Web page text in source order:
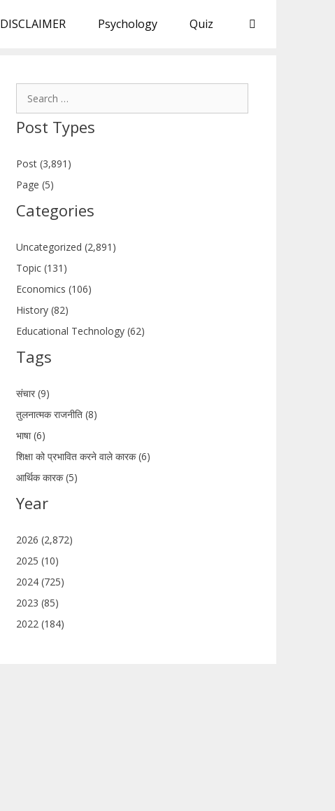
DISCLAIMER Psychology Quiz
Post Types
Post (3,891)
Page (5)
Categories
Uncategorized (2,891)
Topic (131)
Economics (106)
History (82)
Educational Technology (62)
Tags
संचार (9)
तुलनात्मक राजनीति (8)
भाषा (6)
शिक्षा को प्रभावित करने वाले कारक (6)
आर्थिक कारक (5)
Year
2026 (2,872)
2025 (10)
2024 (725)
2023 (85)
2022 (184)